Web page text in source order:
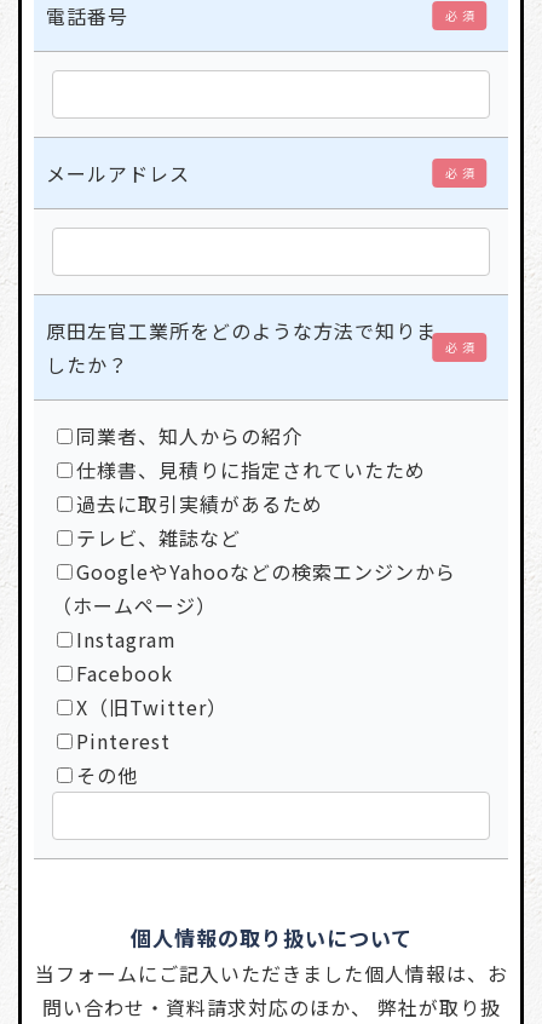
電話番号 必 須
メールアドレス 必 須
原田左官工業所をどのような方法で知りま
したか？
必 須
同業者、知人からの紹介
仕様書、見積りに指定されていたため
過去に取引実績があるため
テレビ、雑誌など
GoogleやYahooなどの検索エンジンから
（ホームページ）
Instagram
Facebook
X（旧Twitter）
Pinterest
その他
個人情報の取り扱いについて
当フォームにご記入いただきました個人情報は、お
問い合わせ・資料請求対応のほか、 弊社が取り扱